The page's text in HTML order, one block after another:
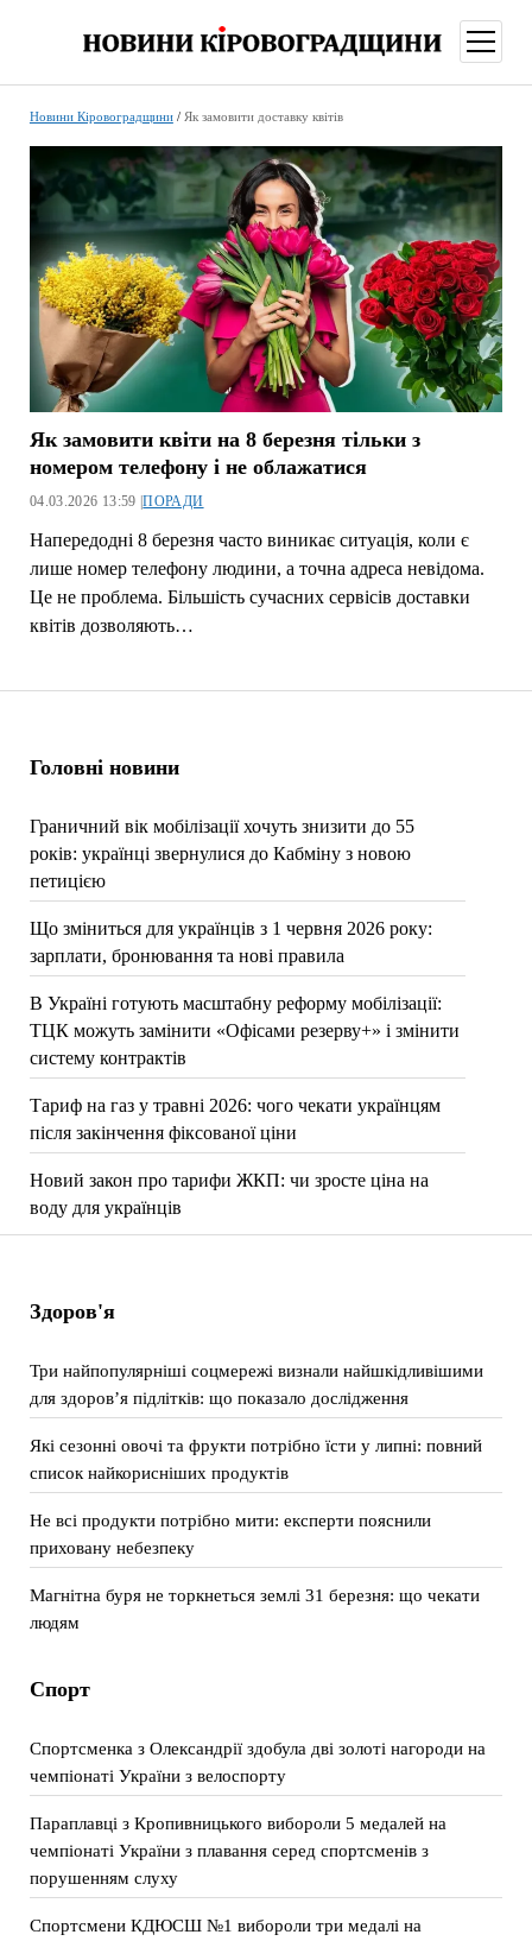
меню
Головні новини
Граничний вік мобілізації хочуть знизити до 55
років: українці звернулися до Кабміну з новою
петицією
Що зміниться для українців з 1 червня 2026 року:
зарплати, бронювання та нові правила
В Україні готують масштабну реформу мобілізації:
ТЦК можуть замінити «Офісами резерву+» і змінити
систему контрактів
Тариф на газ у травні 2026: чого чекати українцям
після закінчення фіксованої ціни
Новий закон про тарифи ЖКП: чи зросте ціна на
воду для українців
Новини Кіровоградщини/ Як замовити доставку квітів
Як замовити квіти на 8 березня тільки з
номером телефону і не облажатися
04.03.2026 13:59 |ПОРАДИ
Напередодні 8 березня часто виникає ситуація, коли є
лише номер телефону людини, а точна адреса невідома.
Це не проблема. Більшість сучасних сервісів доставки
квітів дозволяють…
Здоров'я
Три найпопулярніші соцмережі визнали найшкідливішими
для здоров’я підлітків: що показало дослідження
Які сезонні овочі та фрукти потрібно їсти у липні: повний
список найкорисніших продуктів
Не всі продукти потрібно мити: експерти пояснили
приховану небезпеку
Магнітна буря не торкнеться землі 31 березня: що чекати
людям
Спорт
Спортсменка з Олександрії здобула дві золоті нагороди на
чемпіонаті України з велоспорту
Параплавці з Кропивницького вибороли 5 медалей на
чемпіонаті України з плавання серед спортсменів з
порушенням слуху
Спортсмени КДЮСШ №1 вибороли три медалі на